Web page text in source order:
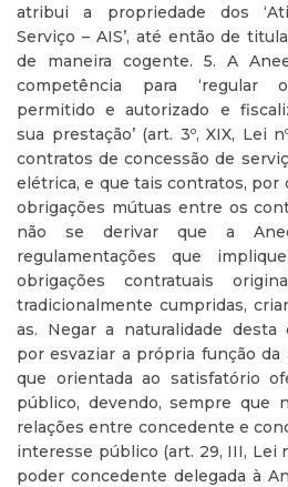
atribui a propriedade dos
Serviço – AIS’, até então de
de maneira cogente. 5. A
competência para ‘regular
permitido e autorizado e
sua prestação’ (art. 3º, XIX, Lei
contratos de concessão de
elétrica, e que tais contratos, por
obrigações mútuas entre os
não se derivar que a
regulamentações que
obrigações contratuais
tradicionalmente cumpridas,
as. Negar a naturalidade desta
por esvaziar a própria função da
que orientada ao satisfatório
público, devendo, sempre que
relações entre concedente e
interesse público (art. 29, III, Lei
poder concedente delegada à